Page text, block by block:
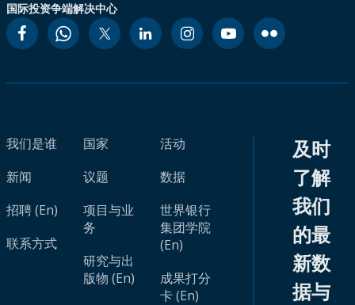
国际投资争端解决中心
我们是谁
新闻
招聘 (En)
联系方式
国家
议题
项目与业
务
研究与出
版物 (En)
活动
数据
世界银行
集团学院
(En)
成果打分
卡 (En)
及时
了解
我们
的最
新数
据与